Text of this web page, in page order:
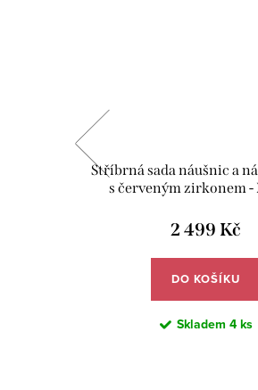
Stříbrná sada náušnic a
s červeným zirkonem -
2 499 Kč
DO KOŠÍKU
Skladem 4 ks